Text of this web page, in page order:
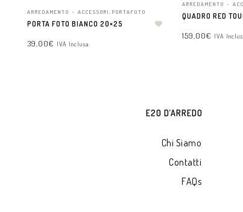
ARREDAMENTO - ACCESSORI, PORTAFOTO
PORTA FOTO BIANCO 20×25
39,00€ IVA Inclusa
ARREDAMENTO -
QUADRO RED
159,00€ IVA
E20 D’ARREDO
Chi Siamo
Contatti
FAQs